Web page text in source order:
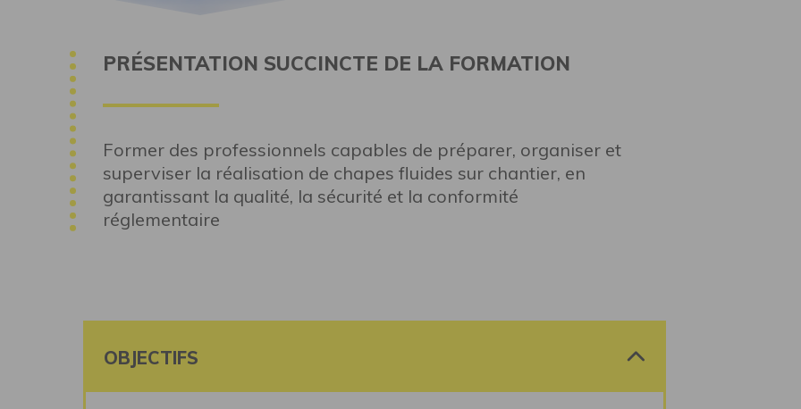
PRÉSENTATION SUCCINCTE DE LA FORMATION
Former des professionnels capables de préparer, organiser et
superviser la réalisation de chapes fluides sur chantier, en
garantissant la qualité, la sécurité et la conformité
réglementaire
OBJECTIFS